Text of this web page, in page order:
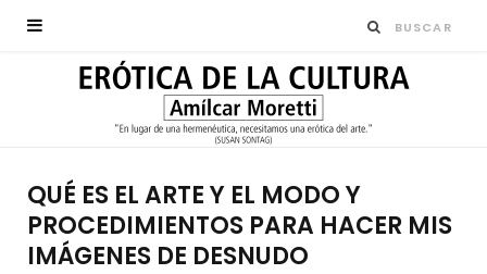
QUÉ ES EL ARTE Y EL MODO Y
PROCEDIMIENTOS PARA HACER MIS
IMÁGENES DE DESNUDO